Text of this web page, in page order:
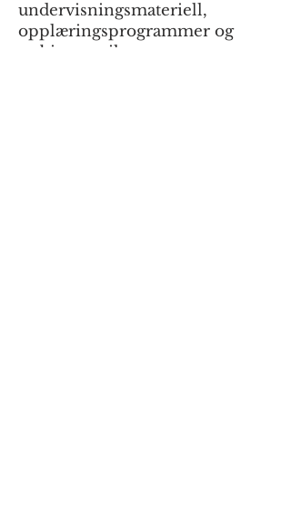
undervisningsmateriell,
opplæringsprogrammer og
webinarer til